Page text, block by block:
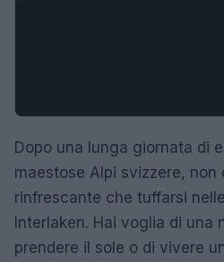
Dopo una lunga giornata di
maestose Alpi svizzere, non
rinfrescante che tuffarsi
Interlaken. Hai voglia di una
prendere il sole o di vivere